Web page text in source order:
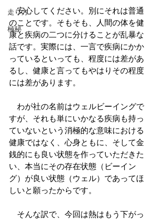
走り方
極秘
安心してください。別にそれは普通
のことです。そもそも、人間の体を健
康と疾病の二つに分けることが乱暴な
話です。実際には、一言で疾病にかか
っているといっても、程度には差があ
るし、健康と言ってもやはりその程度
には差があります。
わが社の名前はウェルビーイングで
すが、それも単にいかなる疾病も持っ
ていないという消極的な意味における
健康ではなく、心身ともに、そして金
銭的にも良い状態を作っていただきた
い、本当にその存在状態（ビーイン
グ）が良い状態（ウェル）であってほ
しいと願ったからです。
そんな訳で、今回は熱はもう下がっ